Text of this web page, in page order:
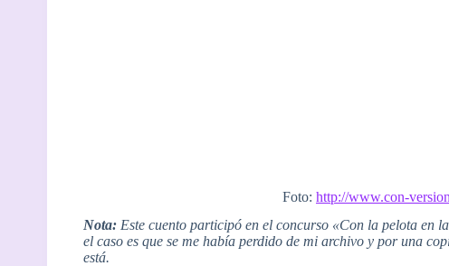
Foto: http://www.con-
Nota: Este cuento participó en el concurso «Con la pelota en
el caso es que se me había perdido de mi archivo y por una
está.